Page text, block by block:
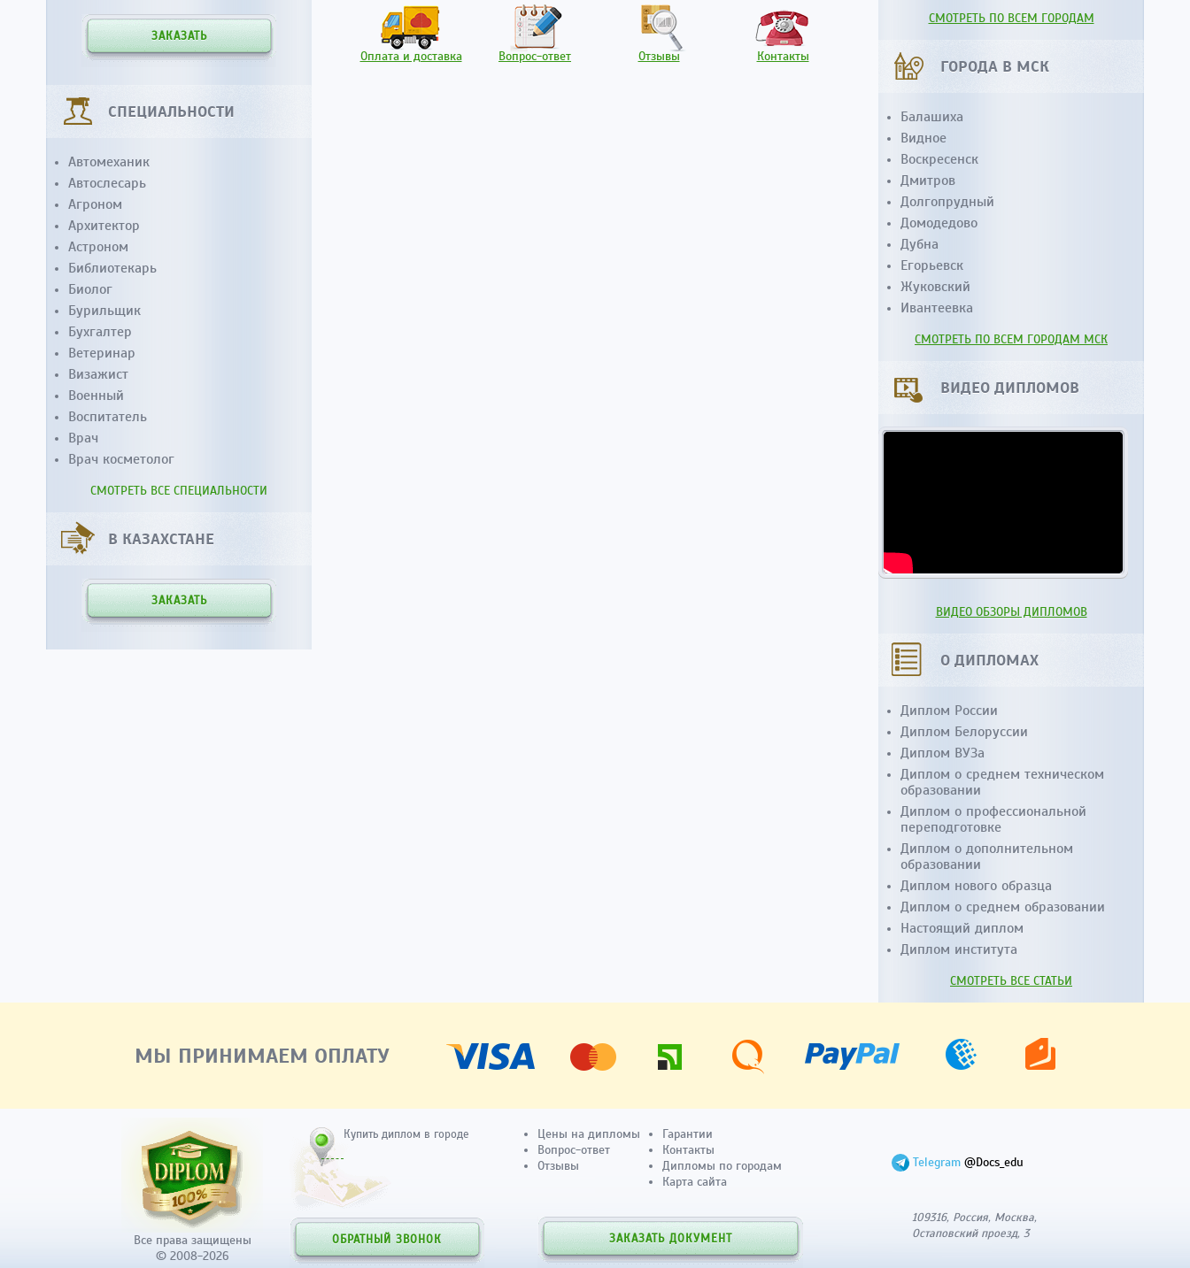
Оплата и доставка Вопрос-ответ Отзывы Контакты
ЗАКАЗАТЬ
СПЕЦИАЛЬНОСТИ
Автомеханик
Автослесарь
Агроном
Архитектор
Астроном
Библиотекарь
Биолог
Бурильщик
Бухгалтер
Ветеринар
Визажист
Военный
Воспитатель
Врач
Врач косметолог
СМОТРЕТЬ ВСЕ СПЕЦИАЛЬНОСТИ
В КАЗАХСТАНЕ
ЗАКАЗАТЬ
СМОТРЕТЬ ПО ВСЕМ ГОРОДАМ
ГОРОДА В МСК
Балашиха
Видное
Воскресенск
Дмитров
Долгопрудный
Домодедово
Дубна
Егорьевск
Жуковский
Ивантеевка
СМОТРЕТЬ ПО ВСЕМ ГОРОДАМ МСК
ВИДЕО ДИПЛОМОВ
ВИДЕО ОБЗОРЫ ДИПЛОМОВ
О ДИПЛОМАХ
Диплом России
Диплом Белоруссии
Диплом ВУЗа
Диплом о среднем техническом
образовании
Диплом о профессиональной
переподготовке
Диплом о дополнительном
образовании
Диплом нового образца
Диплом о среднем образовании
Настоящий диплом
Диплом института
СМОТРЕТЬ ВСЕ СТАТЬИ
МЫ ПРИНИМАЕМ ОПЛАТУ
Все права защищены
© 2008-2026
Купить диплом в городе
ОБРАТНЫЙ ЗВОНОК
Цены на дипломы
Вопрос-ответ
Отзывы
Гарантии
Контакты
Дипломы по городам
Карта сайта
ЗАКАЗАТЬ ДОКУМЕНТ
Telegram @Docs_edu
109316, Россия, Москва,
Остаповский проезд, 3